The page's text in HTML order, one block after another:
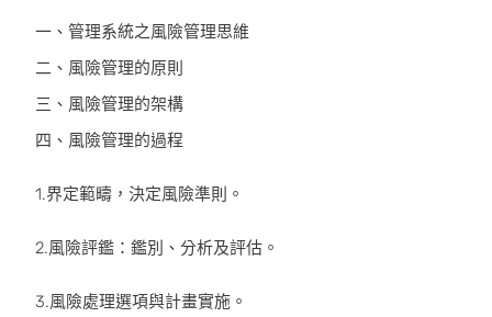
一、管理系統之風險管理思維
二、風險管理的原則
三、風險管理的架構
四、風險管理的過程
1.界定範疇，決定風險準則。
2.風險評鑑：鑑別、分析及評估。
3.風險處理選項與計畫實施。